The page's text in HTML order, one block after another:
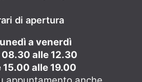
di apertura
a venerdì
alle 12.30
15.00 alle 19.00